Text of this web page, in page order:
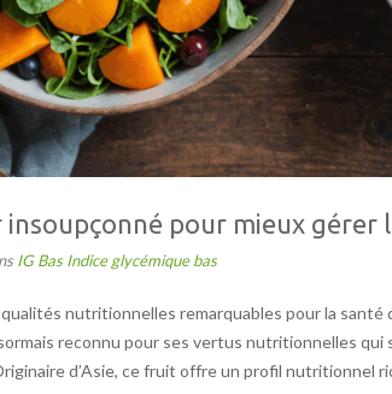
insoupçonné pour mieux gérer
IG Bas Indice glycémique bas
nutritionnelles remarquables pour la
reconnu pour ses vertus nutritionnelles qui
d’Asie, ce fruit offre un profil nutritionnel